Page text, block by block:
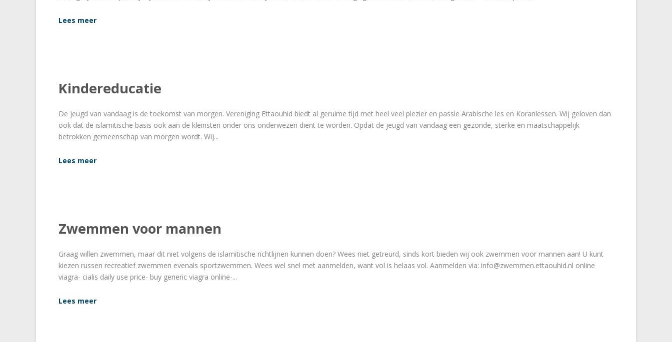
Lees meer
Kindereducatie
De jeugd van vandaag is de toekomst van morgen. Vereniging Ettaouhid biedt al geruime tijd met heel veel plezier en passie Arabische les en Koranlessen. Wij geloven dan
ook dat de islamitische basis ook aan de kleinsten onder ons onderwezen dient te worden. Opdat de jeugd van vandaag een gezonde, sterke en maatschappelijk
betrokken gemeenschap van morgen wordt. Wij...
Lees meer
Zwemmen voor mannen
Graag willen zwemmen, maar dit niet volgens de islamitische richtlijnen kunnen doen? Wees niet getreurd, sinds kort bieden wij ook zwemmen voor mannen aan! U kunt
kiezen russen recreatief zwemmen evenals sportzwemmen. Wees wel snel met aanmelden, want vol is helaas vol. Aanmelden via: info@zwemmen.ettaouhid.nl online
viagra- cialis daily use price- buy generic viagra online-...
Lees meer